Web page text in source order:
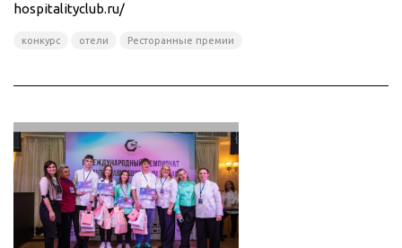
hospitalityclub.ru/
конкурс отели Ресторанные премии